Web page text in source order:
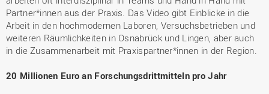
Partner*innen aus der Praxis. Das Video gibt Einblicke in die
Arbeit in den hochmodernen Laboren, Versuchsbetrieben und
weiteren Räumlichkeiten in Osnabrück und Lingen, aber auch
in die Zusammenarbeit mit Praxispartner*innen in der Region.
20 Millionen Euro an Forschungsdrittmitteln pro Jahr